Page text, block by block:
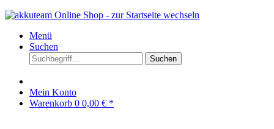
Menü
Suchen
Suchen
Mein Konto
Warenkorb 0 0,00 € *